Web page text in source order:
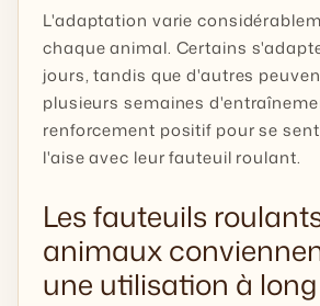
L'adaptation varie
chaque animal. Certains
jours, tandis que d'autres
plusieurs semaines
renforcement positif pour se
l'aise avec leur fauteuil roulant.
Les fauteuils
animaux
une utilisation à